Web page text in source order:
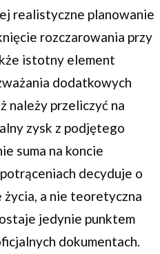
realistyczne planowanie
rozczarowania przy
istotny element
dodatkowych
należy przeliczyć na
zysk z podjętego
suma na koncie
decyduje o
a nie teoretyczna
jedynie punktem
dokumentach.